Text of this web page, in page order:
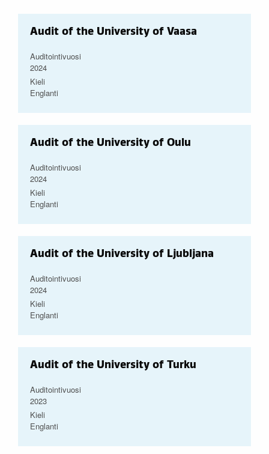
Audit of the University of Vaasa
Auditointivuosi
2024
Kieli
Englanti
Audit of the University of Oulu
Auditointivuosi
2024
Kieli
Englanti
Audit of the University of Ljubljana
Auditointivuosi
2024
Kieli
Englanti
Audit of the University of Turku
Auditointivuosi
2023
Kieli
Englanti